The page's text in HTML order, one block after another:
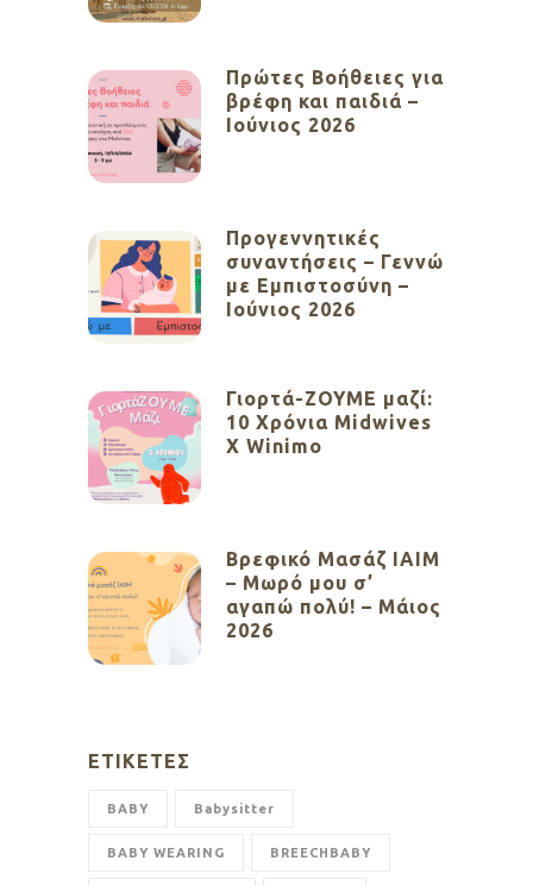
Πρώτες Βοήθειες για
βρέφη και παιδιά –
Ιούνιος 2026
Προγεννητικές
συναντήσεις – Γεννώ
με Εμπιστοσύνη –
Ιούνιος 2026
Γιορτά-ΖΟΥΜΕ μαζί:
10 Χρόνια Midwives
X Winimo
Βρεφικό Μασάζ ΙΑΙΜ
– Μωρό μου σ’
αγαπώ πολύ! – Μάιος
2026
ΕΤΙΚΈΤΕΣ
BABY Babysitter
BABY WEARING BREECHBABY